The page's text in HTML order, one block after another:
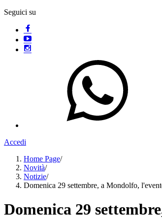
Seguici su
Accedi
Home Page/
Novità/
Notizie/
Domenica 29 settembre, a Mondolfo,
Domenica 29